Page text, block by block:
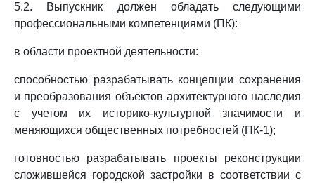
5.2. Выпускник должен обладать следующими
профессиональными компетенциями (ПК):
в области проектной деятельности:
способностью разрабатывать концепции сохранения
и преобразования объектов архитектурного наследия
с учетом их историко-культурной значимости и
меняющихся общественных потребностей (ПК-1);
готовностью разрабатывать проекты реконструкции
сложившейся городской застройки в соответствии с